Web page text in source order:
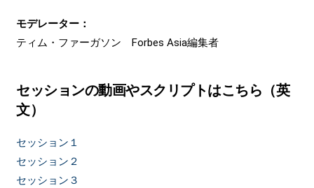
モデレーター：
ティム・ファーガソン Forbes Asia編集者
セッションの動画やスクリプトはこちら（英
文）
セッション１
セッション２
セッション３